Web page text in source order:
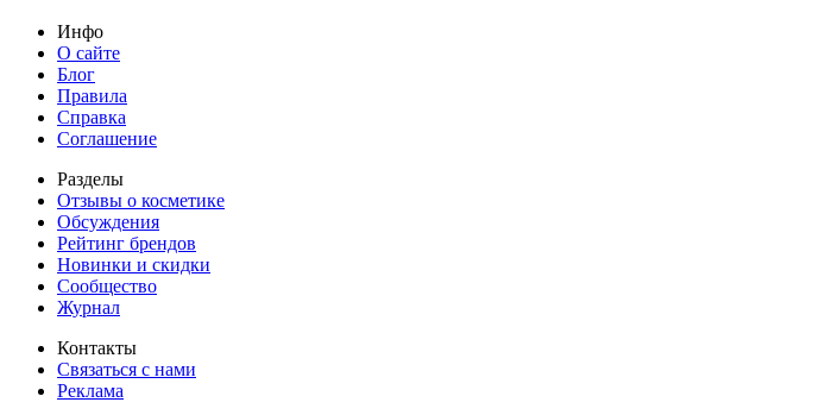
Инфо
О сайте
Блог
Правила
Справка
Соглашение
Разделы
Отзывы о косметике
Обсуждения
Рейтинг брендов
Новинки и скидки
Сообщество
Журнал
Контакты
Связаться с нами
Реклама